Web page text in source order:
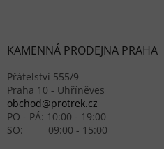
KAMENNÁ PRODEJNA PRAHA
Přátelství 555/9
Praha 10 - Uhříněves
obchod@protrek.cz
PO - PÁ: 10:00 - 19:00
SO: 09:00 - 15:00